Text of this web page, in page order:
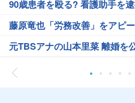
90歳患者を殴る? 看護助手を
藤原竜也「労務改善」をアピ
元TBSアナの山本里菜 離婚を